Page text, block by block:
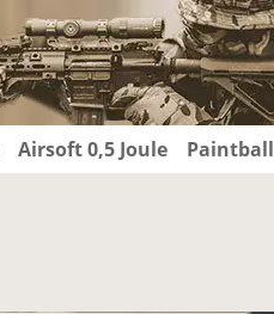
Airsoft 0,5 Joule Paintball